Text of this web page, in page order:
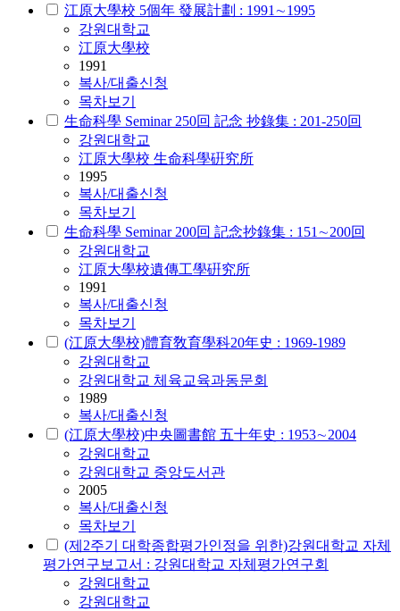
江原大學校 5個年 發展計劃 : 1991∼1995
강원대학교
江原大學校
1991
복사/대출신청
목차보기
生命科學 Seminar 250回 記念 抄錄集 : 201-250回
강원대학교
江原大學校 生命科學硏究所
1995
복사/대출신청
목차보기
生命科學 Seminar 200回 記念抄錄集 : 151∼200回
강원대학교
江原大學校遺傳工學硏究所
1991
복사/대출신청
목차보기
(江原大學校)體育敎育學科20年史 : 1969-1989
강원대학교
강원대학교 체육교육과동문회
1989
복사/대출신청
(江原大學校)中央圖書館 五十年史 : 1953∼2004
강원대학교
강원대학교 중앙도서관
2005
복사/대출신청
목차보기
(제2주기 대학종합평가인정을 위한)강원대학교 자체
평가연구보고서 : 강원대학교 자체평가연구회
강원대학교
강원대학교